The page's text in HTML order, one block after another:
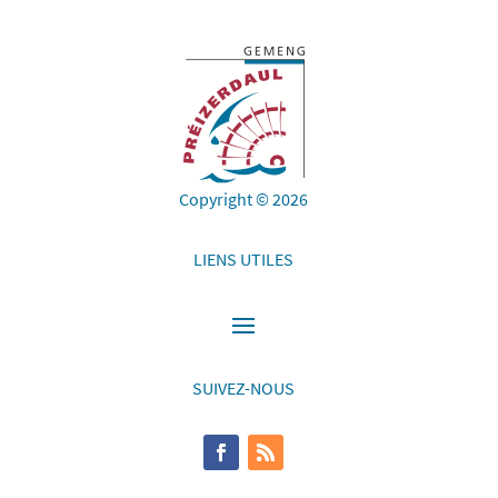
Copyright © 2026
LIENS UTILES
SUIVEZ-NOUS